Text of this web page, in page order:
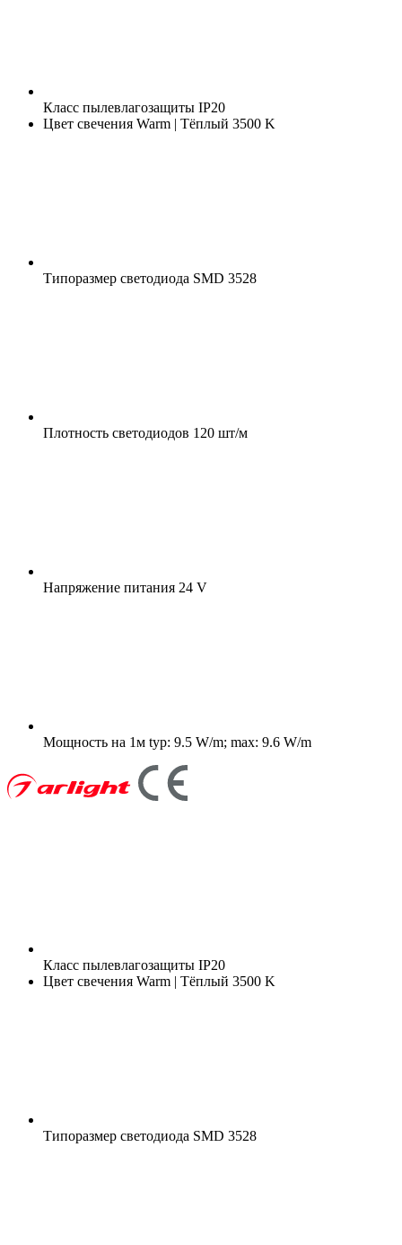
Класс пылевлагозащиты IP20
Цвет свечения Warm | Тёплый 3500 K
Типоразмер светодиода SMD 3528
Плотность светодиодов 120 шт/м
Напряжение питания 24 V
Мощность на 1м typ: 9.5 W/m; max: 9.6 W/m
Класс пылевлагозащиты IP20
Цвет свечения Warm | Тёплый 3500 K
Типоразмер светодиода SMD 3528